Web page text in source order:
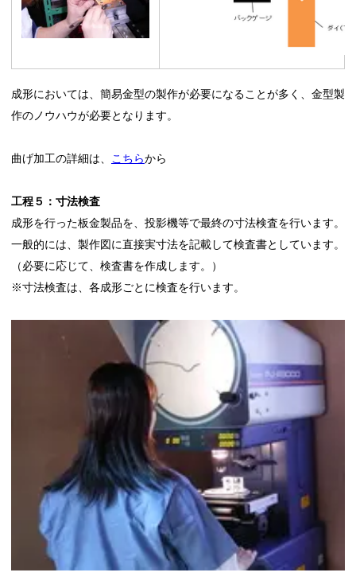
成形においては、簡易金型の製作が必要になることが多く、金型製
作のノウハウが必要となります。
曲げ加工の詳細は、 こちらから
工程５：寸法検査
成形を行った板金製品を、投影機等で最終の寸法検査を行います。
一般的には、製作図に直接実寸法を記載して検査書としています。
（必要に応じて、検査書を作成します。）
※寸法検査は、各成形ごとに検査を行います。